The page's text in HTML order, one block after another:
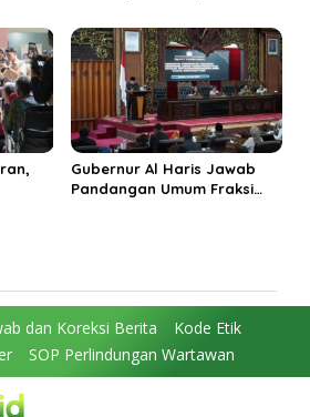
Penguatan Kinerja dan
Integritas
Gubernur Al Haris Jawab
Pandangan Umum Fraksi
dan Koreksi Berita
Kode Etik
SOP Perlindungan Wartawan